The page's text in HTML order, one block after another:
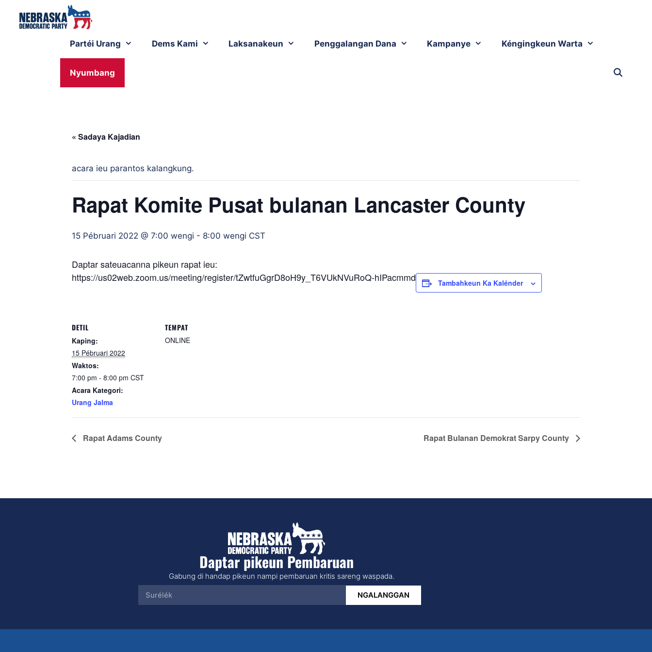
Partéi Urang Dems Kami Laksanakeun Penggalangan Dana Kampanye Kéngingkeun Warta
Nyumbang
« Sadaya Kajadian
acara ieu parantos kalangkung.
Rapat Komite Pusat bulanan Lancaster County
15 Pébruari 2022 @ 7:00 wengi - 8:00 wengi CST
Daptar sateuacanna pikeun rapat ieu:
https://us02web.zoom.us/meeting/register/tZwtfuGgrD8oH9y_T6VUkNVuRoQ-hIPacmmd
Tambahkeun Ka Kalénder
DETIL
Kaping:
15 Pébruari 2022
Waktos:
7:00 pm - 8:00 pm CST
Acara Kategori:
Urang Jalma
TEMPAT
ONLINE
Rapat Adams County Rapat Bulanan Demokrat Sarpy County
Daptar pikeun Pembaruan
Gabung di handap pikeun nampi pembaruan kritis sareng waspada.
NGALANGGAN